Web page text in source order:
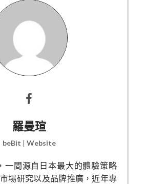
羅曼瑄
beBit | Website
一間源自日本最大的體驗策略
場研究以及品牌推廣，近年專